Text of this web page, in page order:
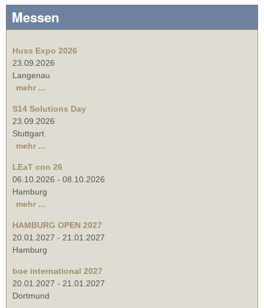
Messen
Huss Expo 2026
23.09.2026
Langenau
mehr ...
S14 Solutions Day
23.09.2026
Stuttgart
mehr ...
LEaT con 26
06.10.2026 - 08.10.2026
Hamburg
mehr ...
HAMBURG OPEN 2027
20.01.2027 - 21.01.2027
Hamburg
boe international 2027
20.01.2027 - 21.01.2027
Dortmund